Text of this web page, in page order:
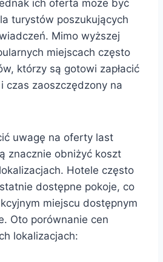
ich oferta może być
turystów poszukujących
Mimo wyższej
miejscach często
którzy są gotowi zapłacić
czas zaoszczędzony na
uwagę na oferty last
znacznie obniżyć koszt
Hotele często
dostępne pokoje, co
miejscu dostępnym
Oto porównanie cen
lokalizacjach: